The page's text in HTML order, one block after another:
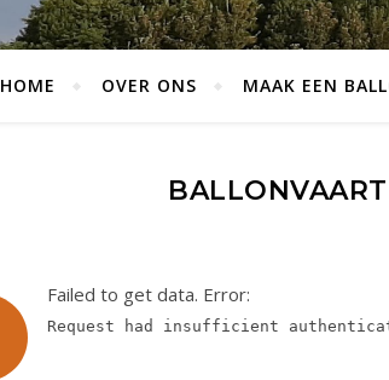
HOME OVER ONS MAAK EEN
Failed to get data. Error:
Request had insufficient